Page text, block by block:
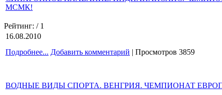
МСМК!
Рейтинг: / 1
16.08.2010
Подробнее... Добавить комментарий | Просмотров 3859
ВОДНЫЕ ВИДЫ СПОРТА. ВЕНГРИЯ. ЧЕМПИОНАТ